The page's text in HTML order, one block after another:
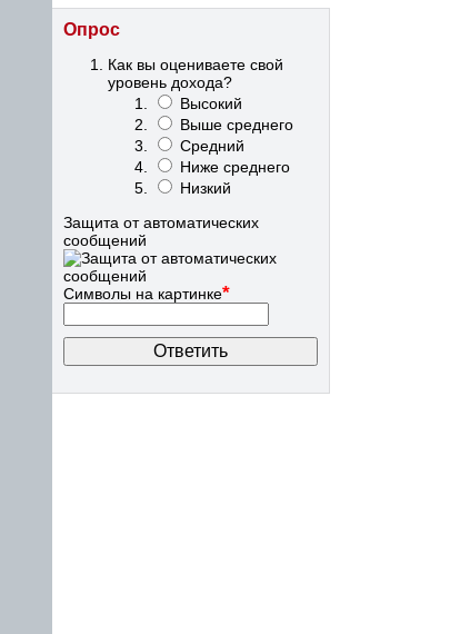
Опрос
Как вы оцениваете свой
уровень дохода?
Высокий
Выше среднего
Средний
Ниже среднего
Низкий
Защита от автоматических
сообщений
Символы на картинке*